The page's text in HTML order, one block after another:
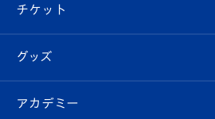
チケット
イベント
エンブレム紹介
スタッフプロフィール
はじめての観戦ガイド
Revive Team
試合日程/結果
フォトギャラリー
チケット
チケット
グッズ
オンラインショップ
アカデミー